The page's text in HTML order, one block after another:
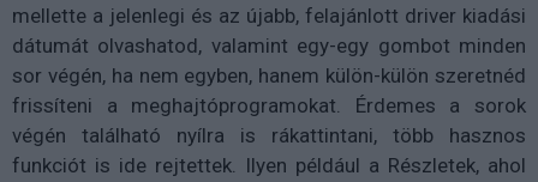
mellette a jelenlegi és az újabb, felajánlott driver kiadási
dátumát olvashatod, valamint egy-egy gombot minden
sor végén, ha nem egyben, hanem külön-külön szeretnéd
frissíteni a meghajtóprogramokat. Érdemes a sorok
végén található nyílra is rákattintani, több hasznos
funkciót is ide rejtettek. Ilyen például a Részletek, ahol